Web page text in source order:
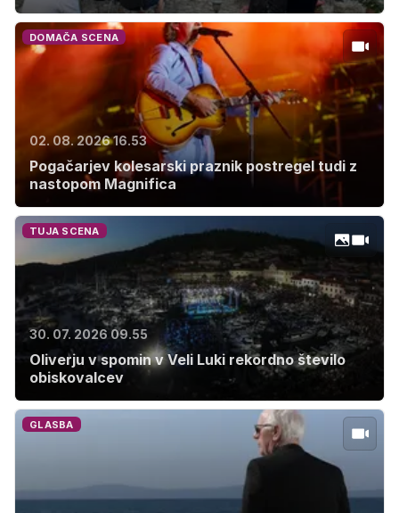
DOMAČA SCENA
02. 08. 2026 16.53
Pogačarjev kolesarski praznik postregel tudi z
nastopom Magnifica
TUJA SCENA
30. 07. 2026 09.55
Oliverju v spomin v Veli Luki rekordno število
obiskovalcev
GLASBA